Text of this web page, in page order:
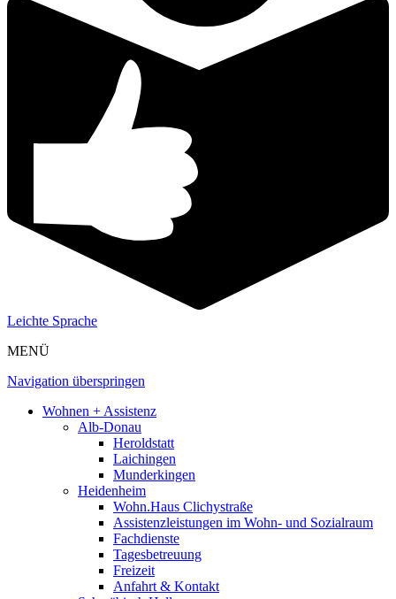
Leichte Sprache
MENÜ
Navigation überspringen
Wohnen + Assistenz
Alb-Donau
Heroldstatt
Laichingen
Munderkingen
Heidenheim
Wohn.Haus Clichystraße
Assistenzleistungen im Wohn- und Sozialraum
Fachdienste
Tagesbetreuung
Freizeit
Anfahrt & Kontakt